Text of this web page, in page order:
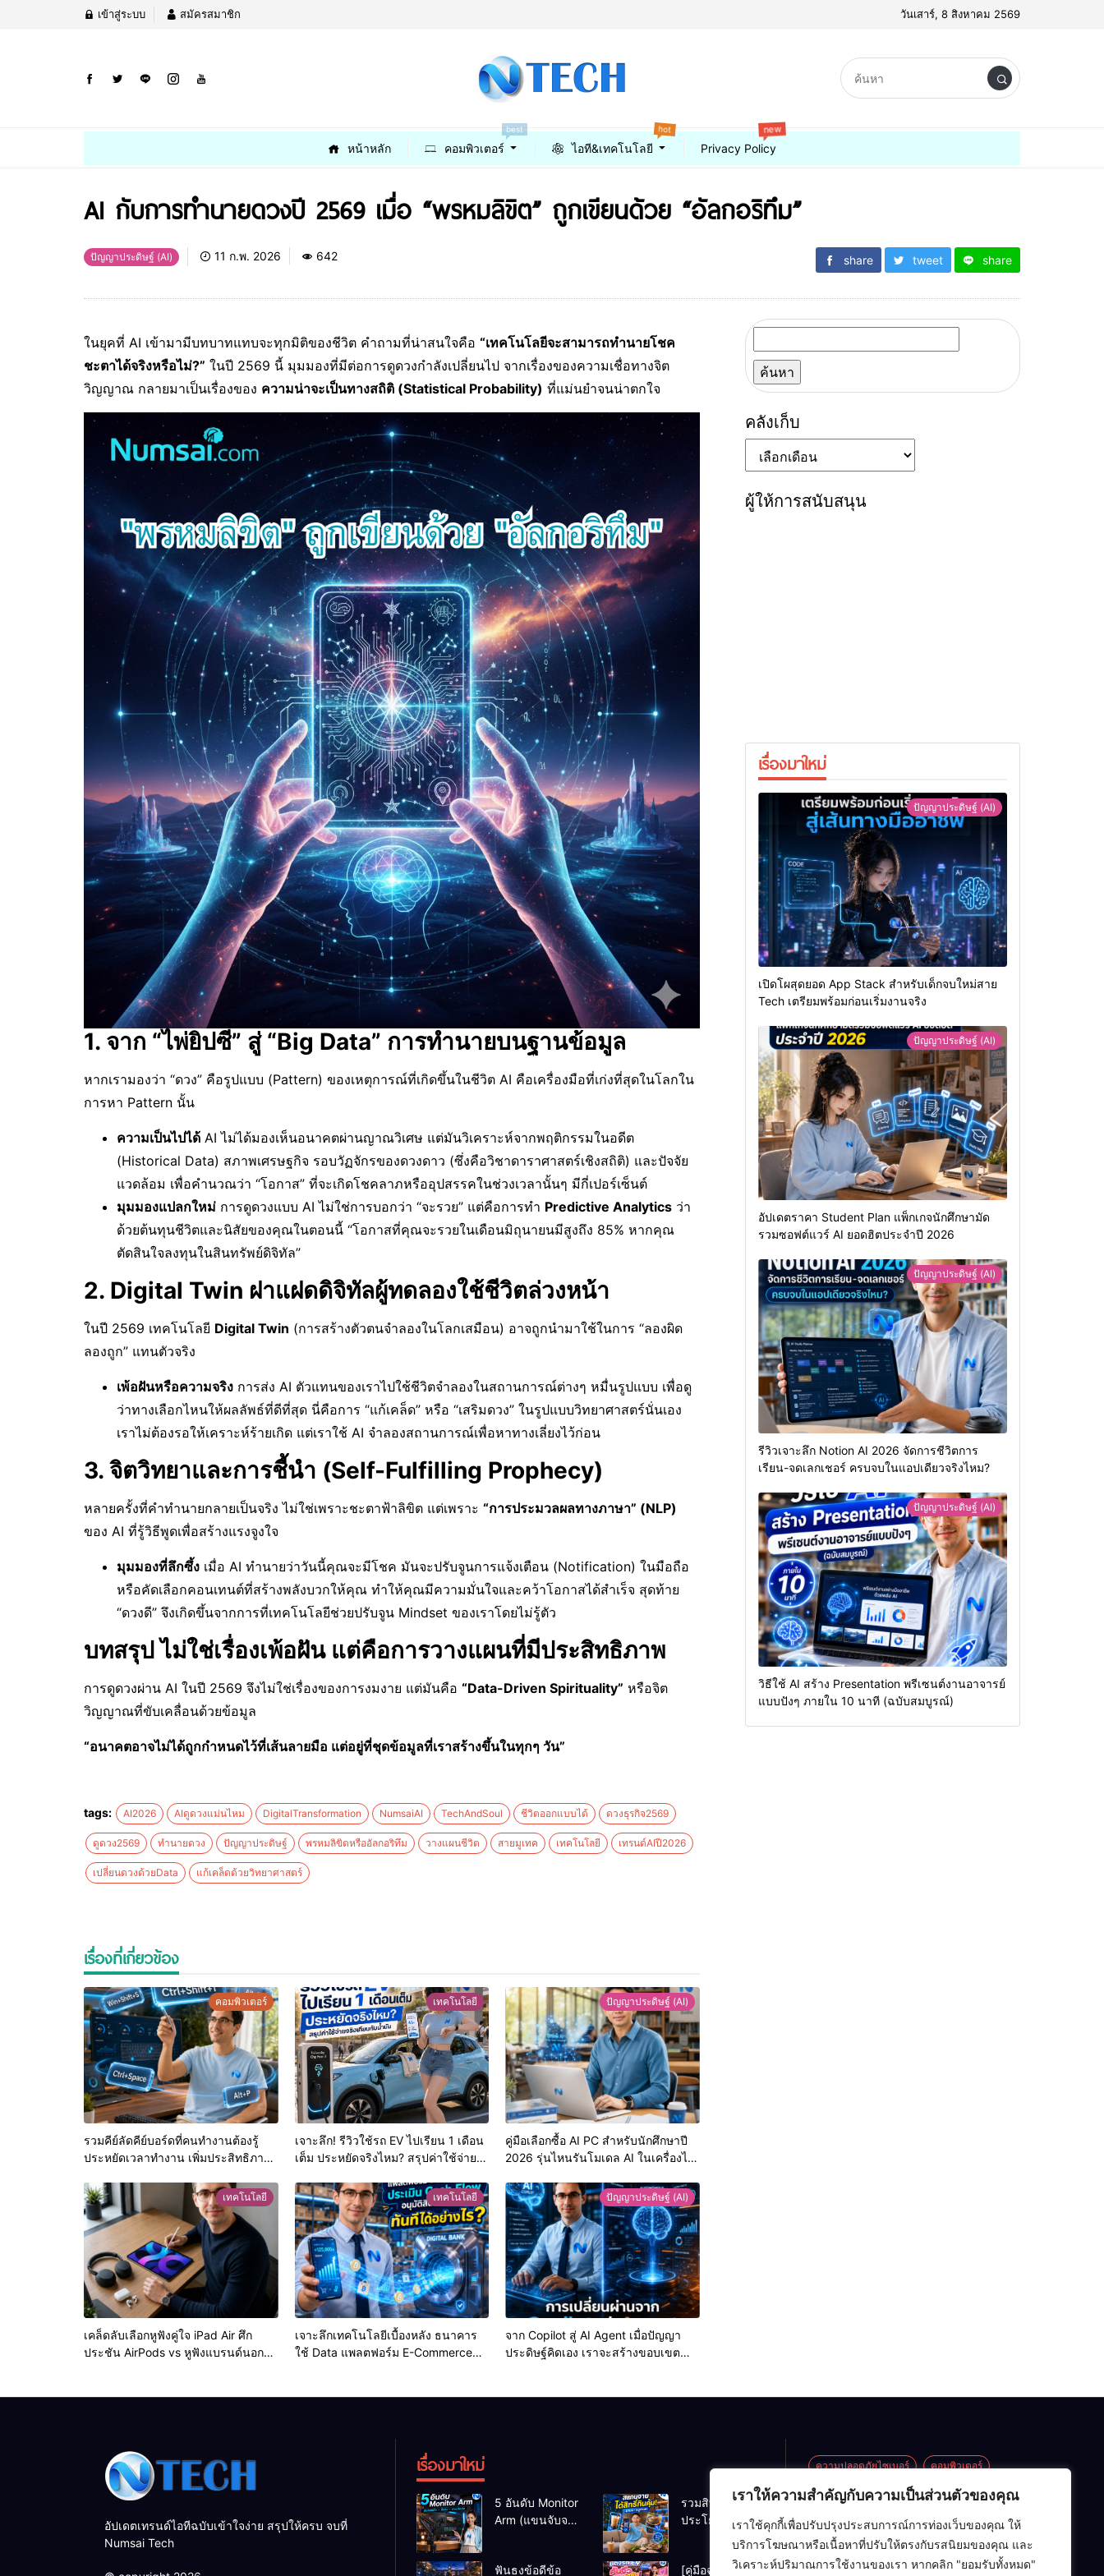
เราให้ความสำคัญกับความเป็นส่วนตัวของคุณ
เราใช้คุกกี้เพื่อปรับปรุงประสบการณ์การท่องเว็บของคุณ ให้
บริการโฆษณาหรือเนื้อหาที่ปรับให้ตรงกับรสนิยมของคุณ และ
วิเคราะห์ปริมาณการใช้งานของเรา หากคลิก "ยอมรับทั้งหมด"
เข้าสู่ระบบ สมัครสมาชิก วันเสาร์, 8 สิงหาคม 2569
หน้าหลัก คอมพิวเตอร์
best
ไอที&เทคโนโลยี
hot
Privacy Policy
new
AI กับการทำนายดวงปี 2569 เมื่อ “พรหมลิขิต” ถูกเขียนด้วย “อัลกอริทึม”
ปัญญาประดิษฐ์ (AI) 11 ก.พ. 2026 642 share tweet share
ในยุคที่ AI เข้ามามีบทบาทแทบจะทุกมิติของชีวิต คำถามที่น่าสนใจคือ “เทคโนโลยีจะสามารถทำนายโชค
ชะตาได้จริงหรือไม่?” ในปี 2569 นี้ มุมมองที่มีต่อการดูดวงกำลังเปลี่ยนไป จากเรื่องของความเชื่อทางจิต
วิญญาณ กลายมาเป็นเรื่องของ ความน่าจะเป็นทางสถิติ (Statistical Probability) ที่แม่นยำจนน่าตกใจ
1. จาก “ไพ่ยิปซี” สู่ “Big Data” การทำนายบนฐานข้อมูล
หากเรามองว่า “ดวง” คือรูปแบบ (Pattern) ของเหตุการณ์ที่เกิดขึ้นในชีวิต AI คือเครื่องมือที่เก่งที่สุดในโลกใน
การหา Pattern นั้น
ความเป็นไปได้ AI ไม่ได้มองเห็นอนาคตผ่านญาณวิเศษ แต่มันวิเคราะห์จากพฤติกรรมในอดีต
(Historical Data) สภาพเศรษฐกิจ รอบวัฏจักรของดวงดาว (ซึ่งคือวิชาดาราศาสตร์เชิงสถิติ) และปัจจัย
แวดล้อม เพื่อคำนวณว่า “โอกาส” ที่จะเกิดโชคลาภหรืออุปสรรคในช่วงเวลานั้นๆ มีกี่เปอร์เซ็นต์
มุมมองแปลกใหม่ การดูดวงแบบ AI ไม่ใช่การบอกว่า “จะรวย” แต่คือการทำ Predictive Analytics ว่า
ด้วยต้นทุนชีวิตและนิสัยของคุณในตอนนี้ “โอกาสที่คุณจะรวยในเดือนมิถุนายนมีสูงถึง 85% หากคุณ
ตัดสินใจลงทุนในสินทรัพย์ดิจิทัล”
2. Digital Twin ฝาแฝดดิจิทัลผู้ทดลองใช้ชีวิตล่วงหน้า
ในปี 2569 เทคโนโลยี Digital Twin (การสร้างตัวตนจำลองในโลกเสมือน) อาจถูกนำมาใช้ในการ “ลองผิด
ลองถูก” แทนตัวจริง
เพ้อฝันหรือความจริง การส่ง AI ตัวแทนของเราไปใช้ชีวิตจำลองในสถานการณ์ต่างๆ หมื่นรูปแบบ เพื่อดู
ว่าทางเลือกไหนให้ผลลัพธ์ที่ดีที่สุด นี่คือการ “แก้เคล็ด” หรือ “เสริมดวง” ในรูปแบบวิทยาศาสตร์นั่นเอง
เราไม่ต้องรอให้เคราะห์ร้ายเกิด แต่เราใช้ AI จำลองสถานการณ์เพื่อหาทางเลี่ยงไว้ก่อน
3. จิตวิทยาและการชี้นำ (Self-Fulfilling Prophecy)
หลายครั้งที่คำทำนายกลายเป็นจริง ไม่ใช่เพราะชะตาฟ้าลิขิต แต่เพราะ “การประมวลผลทางภาษา” (NLP)
ของ AI ที่รู้วิธีพูดเพื่อสร้างแรงจูงใจ
มุมมองที่ลึกซึ้ง เมื่อ AI ทำนายว่าวันนี้คุณจะมีโชค มันจะปรับจูนการแจ้งเตือน (Notification) ในมือถือ
หรือคัดเลือกคอนเทนต์ที่สร้างพลังบวกให้คุณ ทำให้คุณมีความมั่นใจและคว้าโอกาสได้สำเร็จ สุดท้าย
“ดวงดี” จึงเกิดขึ้นจากการที่เทคโนโลยีช่วยปรับจูน Mindset ของเราโดยไม่รู้ตัว
บทสรุป ไม่ใช่เรื่องเพ้อฝัน แต่คือการวางแผนที่มีประสิทธิภาพ
การดูดวงผ่าน AI ในปี 2569 จึงไม่ใช่เรื่องของการงมงาย แต่มันคือ “Data-Driven Spirituality” หรือจิต
วิญญาณที่ขับเคลื่อนด้วยข้อมูล
“อนาคตอาจไม่ได้ถูกกำหนดไว้ที่เส้นลายมือ แต่อยู่ที่ชุดข้อมูลที่เราสร้างขึ้นในทุกๆ วัน”
tags: AI2026 AIดูดวงแม่นไหม DigitalTransformation NumsaiAI TechAndSoul ชีวิตออกแบบได้ ดวงธุรกิจ2569
ดูดวง2569 ทำนายดวง ปัญญาประดิษฐ์ พรหมลิขิตหรืออัลกอริทึม วางแผนชีวิต สายมูเทค เทคโนโลยี เทรนด์AIปี2026
เปลี่ยนดวงด้วยData แก้เคล็ดด้วยวิทยาศาสตร์
เรื่องที่เกี่ยวข้อง
คอมพิวเตอร์
รวมคีย์ลัดคีย์บอร์ดที่คนทำงานต้องรู้
ประหยัดเวลาทำงาน เพิ่มประสิทธิภาพ
เทคโนโลยี
เจาะลึก! รีวิวใช้รถ EV ไปเรียน 1 เดือน
เต็ม ประหยัดจริงไหม? สรุปค่าใช้จ่าย
ปัญญาประดิษฐ์ (AI)
คู่มือเลือกซื้อ AI PC สำหรับนักศึกษาปี
2026 รุ่นไหนรันโมเดล AI ในเครื่องได้
เทคโนโลยี
เคล็ดลับเลือกหูฟังคู่ใจ iPad Air ศึก
ประชัน AirPods vs หูฟังแบรนด์นอก
เทคโนโลยี
เจาะลึกเทคโนโลยีเบื้องหลัง ธนาคาร
ใช้ Data แพลตฟอร์ม E-Commerce
ปัญญาประดิษฐ์ (AI)
จาก Copilot สู่ AI Agent เมื่อปัญญา
ประดิษฐ์คิดเอง เราจะสร้างขอบเขต
ค้นหา
สำหรับ:
คลังเก็บ
คลัง
เก็บ
ผู้ให้การสนับสนุน
เรื่องมาใหม่
ปัญญาประดิษฐ์ (AI)
เปิดโผสุดยอด App Stack สำหรับเด็กจบใหม่สาย
Tech เตรียมพร้อมก่อนเริ่มงานจริง
ปัญญาประดิษฐ์ (AI)
อัปเดตราคา Student Plan แพ็กเกจนักศึกษามัด
รวมซอฟต์แวร์ AI ยอดฮิตประจำปี 2026
ปัญญาประดิษฐ์ (AI)
รีวิวเจาะลึก Notion AI 2026 จัดการชีวิตการ
เรียน-จดเลกเชอร์ ครบจบในแอปเดียวจริงไหม?
ปัญญาประดิษฐ์ (AI)
วิธีใช้ AI สร้าง Presentation พรีเซนต์งานอาจารย์
แบบปังๆ ภายใน 10 นาที (ฉบับสมบูรณ์)
อัปเดตเทรนด์ไอทีฉบับเข้าใจง่าย สรุปให้ครบ จบที่
Numsai Tech
เรื่องมาใหม่
5 อันดับ Monitor
Arm (แขนจับจอ)
สีตรง สำหรับ
รวมสิทธิ
ประโยชน์ร้าน
ชานม-หมูกระทะ
ด้วย Virtual
ฟันธงข้อดีข้อ [คู่มือฉบับเต็ม]
ความปลอดภัยไซเบอร์ คอมพิวเตอร์
ซอฟต์แวร์ ปัญญาประดิษฐ์ (AI)
อาร์ดแวร์ เครือข่ายคอมพิวเตอร์